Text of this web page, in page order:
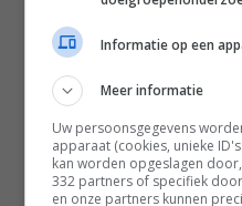
Home
Word gratis lid
Recepten
Leefstijl
Reizen
Informatie op een
Meer informatie
Uw persoonsgegevens
apparaat (cookies, unieke
kan worden opgeslagen
332 partners of specifiek
en onze partners kunnen